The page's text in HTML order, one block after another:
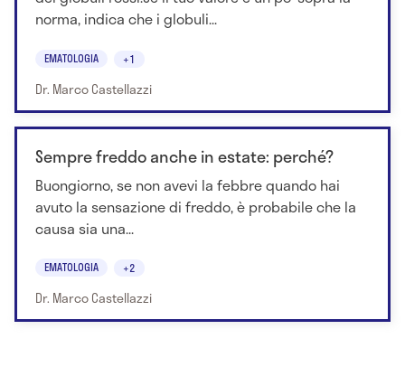
norma, indica che i globuli...
EMATOLOGIA +1
Dr. Marco Castellazzi
Sempre freddo anche in estate: perché?
Buongiorno, se non avevi la febbre quando hai
avuto la sensazione di freddo, è probabile che la
causa sia una...
EMATOLOGIA +2
Dr. Marco Castellazzi